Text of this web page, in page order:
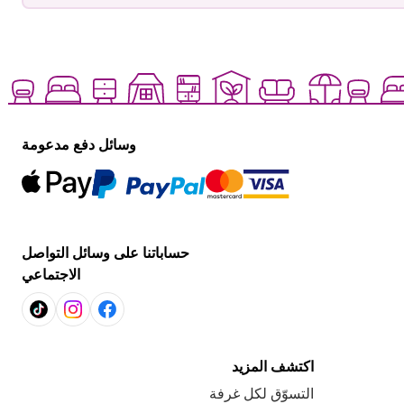
وسائل دفع مدعومة
حساباتنا على وسائل التواصل
الاجتماعي
اكتشف المزيد
التسوّق لكل غرفة